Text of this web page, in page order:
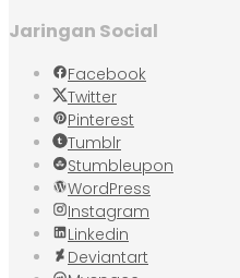
Jaringan Social
Facebook
Twitter
Pinterest
Tumblr
Stumbleupon
WordPress
Instagram
Linkedin
Deviantart